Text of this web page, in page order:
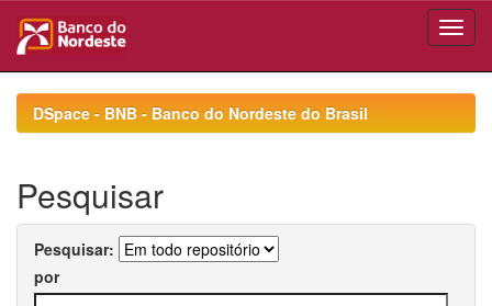
navigationDSpace - BNB - Banco do Nordeste do Brasil
Pesquisar
Pesquisar:
por